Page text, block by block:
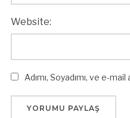
Website:
Adımı, Soyadımı, ve e-